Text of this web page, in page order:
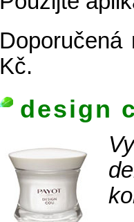
Doporučená
Kč.
design